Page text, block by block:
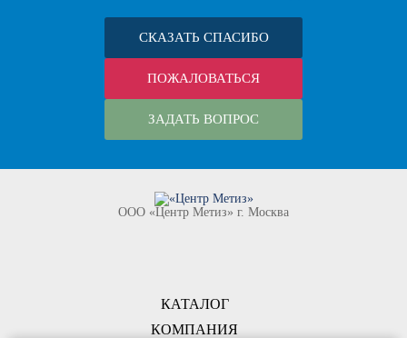
СКАЗАТЬ СПАСИБО
ПОЖАЛОВАТЬСЯ
ЗАДАТЬ ВОПРОС
КОМПАНИЯ
ООО «Центр Метиз» г. Москва
КАТАЛОГ